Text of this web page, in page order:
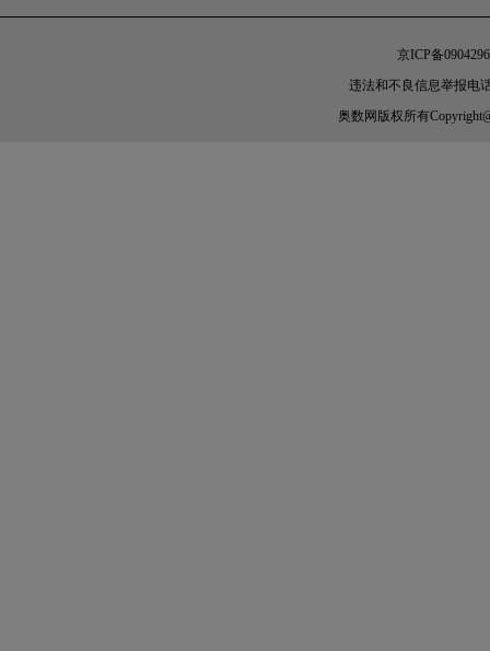
京ICP备
违法和不良信息举报电
奥数网 版权所有